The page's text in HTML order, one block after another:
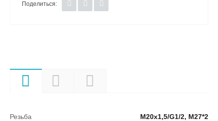
Поделиться:
Резьба
М20х1,5/G1/2, М27*2